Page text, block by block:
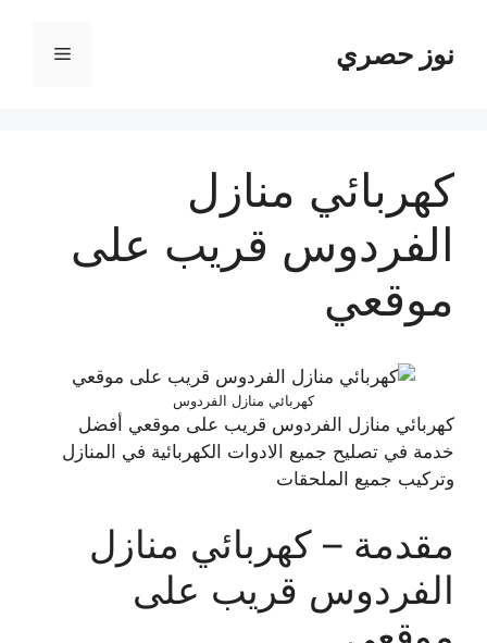
المحتوىنوز حصري القائمة
كهربائي منازل
الفردوس قريب على
موقعي
كهربائي منازل الفردوس
كهربائي منازل الفردوس قريب على موقعي أفضل
خدمة في تصليح جميع الادوات الكهربائية في المنازل
وتركيب جميع الملحقات
مقدمة – كهربائي منازل
الفردوس قريب على